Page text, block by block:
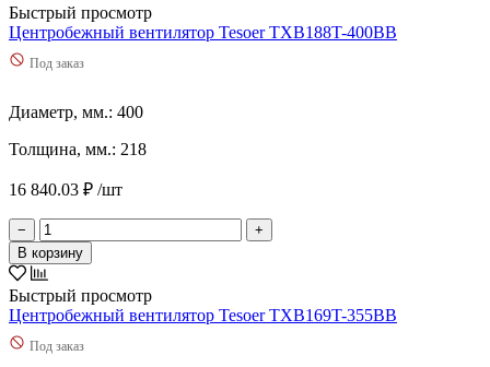
Быстрый просмотр
Центробежный вентилятор Tesoer TXB188T-400BB
Под заказ
Диаметр, мм.: 400
Толщина, мм.: 218
16 840.03 ₽ /шт
−
+
В корзину
Быстрый просмотр
Центробежный вентилятор Tesoer TXB169T-355BB
Под заказ